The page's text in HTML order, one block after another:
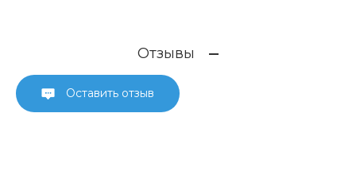
Отзывы
Оставить отзыв